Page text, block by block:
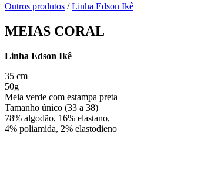
Outros produtos /Linha Edson Ikê
MEIAS CORAL
Linha Edson Ikê
35 cm
50g
Meia verde com estampa preta
Tamanho único (33 a 38)
78% algodão, 16% elastano,
4% poliamida, 2% elastodieno